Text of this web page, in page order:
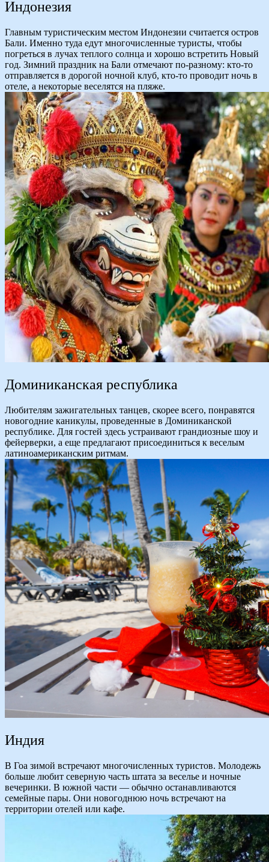
Индонезия
Главным туристическим местом Индонезии считается остров
Бали. Именно туда едут многочисленные туристы, чтобы
погреться в лучах теплого солнца и хорошо встретить Новый
год. Зимний праздник на Бали отмечают по-разному: кто-то
отправляется в дорогой ночной клуб, кто-то проводит ночь в
отеле, а некоторые веселятся на пляже.
Доминиканская республика
Любителям зажигательных танцев, скорее всего, понравятся
новогодние каникулы, проведенные в Доминиканской
республике. Для гостей здесь устраивают грандиозные шоу и
фейерверки, а еще предлагают присоединиться к веселым
латиноамериканским ритмам.
Индия
В Гоа зимой встречают многочисленных туристов. Молодежь
больше любит северную часть штата за веселье и ночные
вечеринки. В южной части — обычно останавливаются
семейные пары. Они новогоднюю ночь встречают на
территории отелей или кафе.